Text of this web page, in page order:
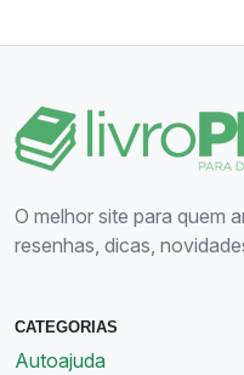
O melhor site para quem
resenhas, dicas,
CATEGORIAS
Autoajuda